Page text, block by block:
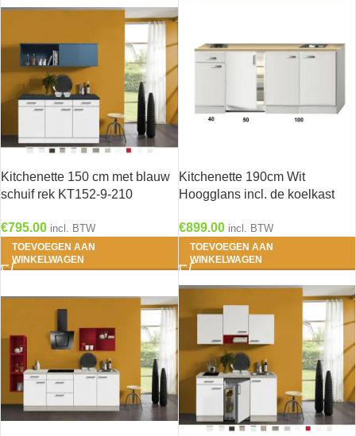
Kitchenette 150 cm met blauw
schuif rek KT152-9-210
€795.00 incl. BTW
TOEVOEGEN AAN
WINKELWAGEN
Kitchenette 190cm Wit
Hoogglans incl. de koelkast
€899.00 incl. BTW
TOEVOEGEN AAN
WINKELWAGEN